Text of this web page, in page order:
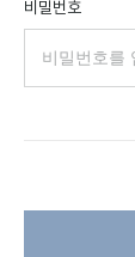
비밀번호